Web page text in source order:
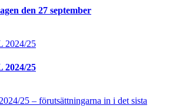
den 27 september
2024/25